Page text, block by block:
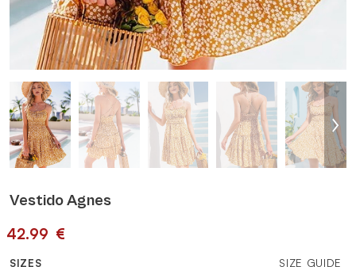
VENTA
Vestido Agnes
42.99 €
SIZES SIZE GUIDE